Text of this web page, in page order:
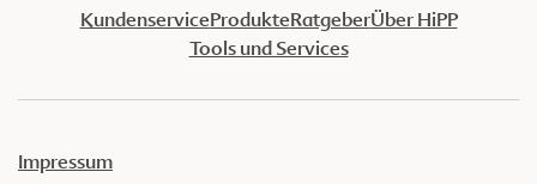
KundenserviceProdukteRatgeberÜber HiPP
Tools und Services
Impressum